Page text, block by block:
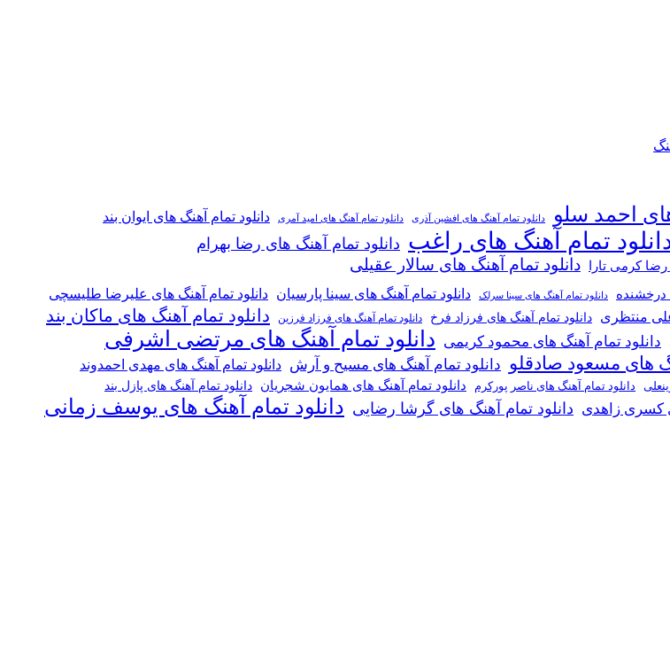
احمد سلو دانلود تمام آهنگ های افشین آذری دانلود تمام آهنگ های امید آمری دانلود تمام آهنگ های ایوان بند
تمام آهنگ های راغب دانلود تمام آهنگ های رضا بهرام
کرمی تارا دانلود تمام آهنگ های سالار عقیلی
درخشنده دانلود تمام آهنگ های سینا سرلک دانلود تمام آهنگ های سینا پارسیان دانلود تمام آهنگ های علیرضا طلیسچی
منتظری دانلود تمام آهنگ های فرزاد فرخ دانلود تمام آهنگ های فرزاد فرزین دانلود تمام آهنگ های ماکان بند
دانلود تمام آهنگ های محمود کریمی دانلود تمام آهنگ های مرتضی اشرفی
های مسعود صادقلو دانلود تمام آهنگ های مسیح و آرش دانلود تمام آهنگ های مهدی احمدوند
دانلود تمام آهنگ های ناصر پورکرم دانلود تمام آهنگ های همایون شجریان دانلود تمام آهنگ های پازل بند
کسری زاهدی دانلود تمام آهنگ های گرشا رضایی دانلود تمام آهنگ های یوسف زمانی